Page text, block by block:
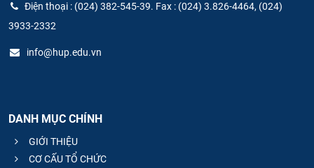
Điện thoại : (024) 382-545-39. Fax : (024) 3.826-4464, (024)
3933-2332
info@hup.edu.vn
DANH MỤC CHÍNH
GIỚI THIỆU
CƠ CẤU TỔ CHỨC